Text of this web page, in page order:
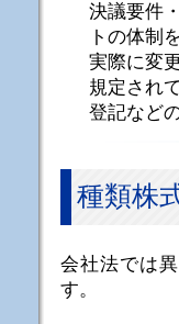
決議要件
トの体制
実際に変
規定され
登記など
種類株
会社法では
す。